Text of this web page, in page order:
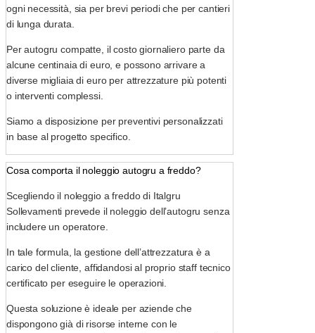
ogni necessità, sia per brevi periodi che per cantieri
di lunga durata.
Per autogru compatte, il costo giornaliero parte da
alcune centinaia di euro, e possono arrivare a
diverse migliaia di euro per attrezzature più potenti
o interventi complessi.
Siamo a disposizione per preventivi personalizzati
in base al progetto specifico.
Cosa comporta il noleggio autogru a freddo?
Scegliendo il noleggio a freddo di Italgru
Sollevamenti prevede il noleggio dell’autogru senza
includere un operatore.
In tale formula, la gestione dell’attrezzatura è a
carico del cliente, affidandosi al proprio staff tecnico
certificato per eseguire le operazioni.
Questa soluzione è ideale per aziende che
dispongono già di risorse interne con le